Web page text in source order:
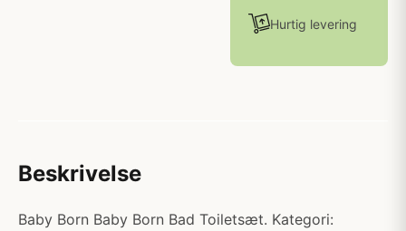
Hurtig levering
Beskrivelse
Baby Born Baby Born Bad Toiletsæt. Kategori: